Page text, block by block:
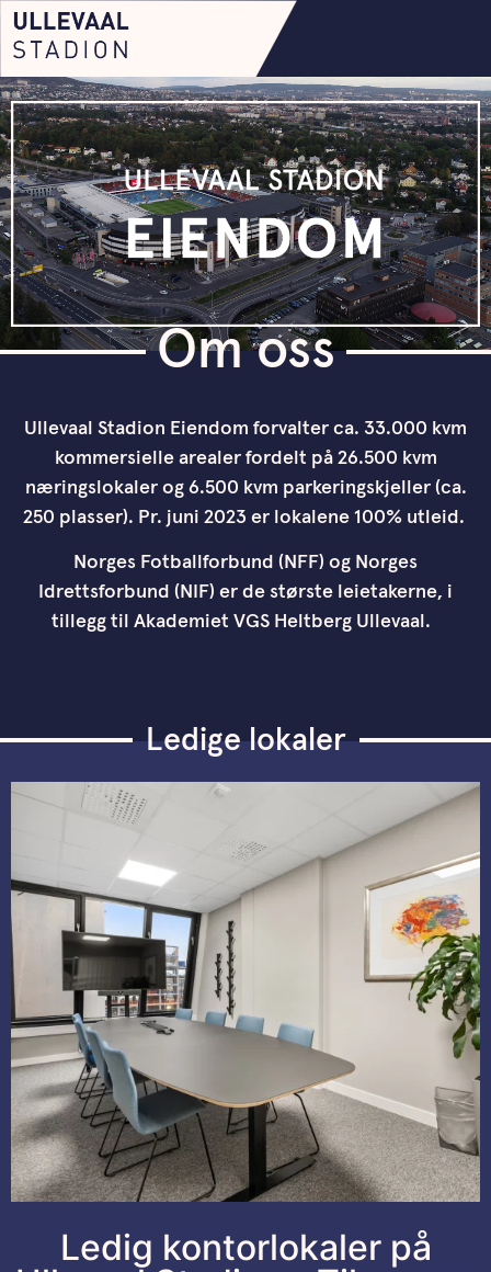
Om oss
Ullevaal Stadion Eiendom forvalter ca. 33.000 kvm
kommersielle arealer fordelt på 26.500 kvm
næringslokaler og 6.500 kvm parkeringskjeller (ca.
250 plasser). Pr. juni 2023 er lokalene 100% utleid.
Norges Fotballforbund (NFF) og Norges
Idrettsforbund (NIF) er de største leietakerne, i
tillegg til Akademiet VGS Heltberg Ullevaal.
Ledige lokaler
Ledig kontorlokaler på